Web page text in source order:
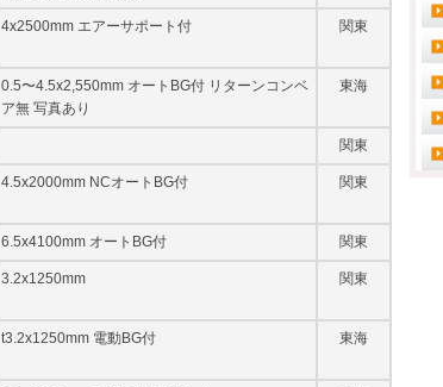
4x2500mm エアーサポート付 関東
0.5〜4.5x2,550mm オートBG付 リターンコンベ
ア無 写真あり
東海
関東
4.5x2000mm NCオートBG付 関東
6.5x4100mm オートBG付 関東
3.2x1250mm 関東
t3.2x1250mm 電動BG付 東海